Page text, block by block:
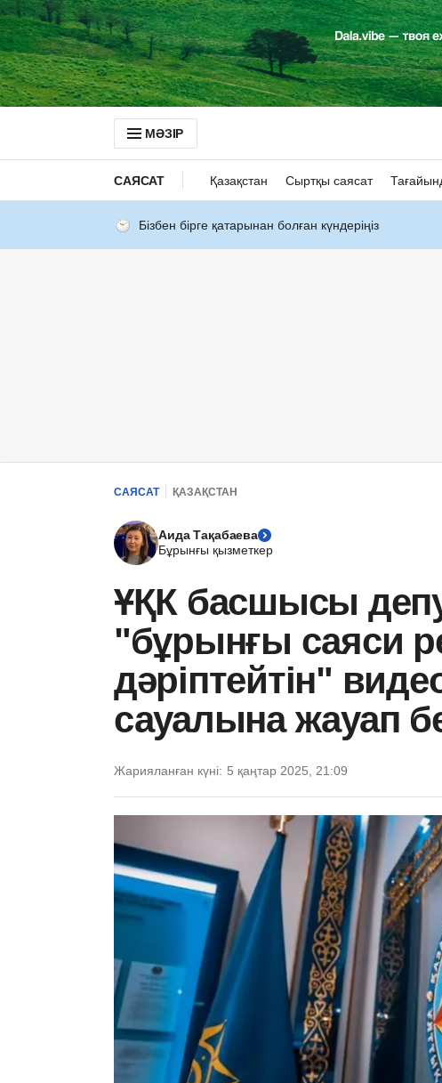
МӘЗІР
САЯСАТ Қазақстан Сыртқы саясат
Бізбен бірге қатарынан болған күндеріңіз
САЯСАТ ҚАЗАҚСТАН
Аида Тақабаева
Бұрынғы қызметкер
ҰҚК басшысы
"бұрынғы саяси
дәріптейтін"
сауалына жауап
Жарияланған күні: 5 қаңтар 2025, 21:09